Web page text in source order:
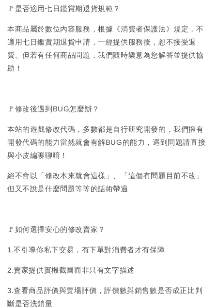
🚩是否適用七日鑑賞期退貨規範？
本商品屬於數位內容服務，根據《消費者保護法》規定，不
適用七日鑑賞期退貨申請，一經提供服務後，恕不接受退
費。但若有任何商品問題，我們隨時樂意為您解答並提供協
助！
🚩修改後遇到BUG怎麼辦？
本站的遊戲修改代碼，多數都是自行研究開發的，我們擁有
開發代碼的能力當然就會有解BUG的能力，遇到問題請直接
與小皮編聊聊唷！
絕不會以「修改本來就會這樣」、「這個有問題目前不改」
但又不說是什麼問題等等的話術帶過
🚩如何選擇安心的修改賣家？
1.不引導你私下交易，有下單對消費者才有保障
2.賣家提供實機截圖而非只有文字描述
3.查看商品評價與賣場評價，評價數與銷售數是否成正比判
斷是否洗銷量